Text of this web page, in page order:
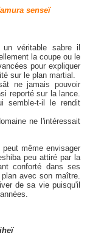
senseï
véritable sabre il
la coupe ou le
pour expliquer
sur le plan martial.
ne jamais pouvoir
reporté sur la lance.
semble-t-il le rendit
ne l'intéressait
même envisager
peu attiré par la
conforté dans ses
avec son maître.
de sa vie puisqu'il